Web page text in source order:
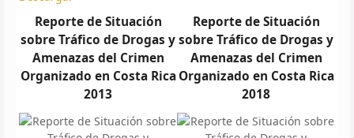
Reporte de Situación
sobre Tráfico de Drogas y
Amenazas del Crimen
Organizado en Costa Rica
2013
Reporte de Situación
sobre Tráfico de Drogas y
Amenazas del Crimen
Organizado en Costa Rica
2018